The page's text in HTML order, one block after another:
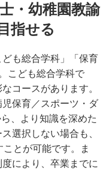
・幼稚園教諭
指せる
も総合学科」「保育
こども総合学科で
コースがあります。
保育／スポーツ・ダ
、より知識を深めた
選択しない場合も、
とが可能です。ま
により、卒業までに